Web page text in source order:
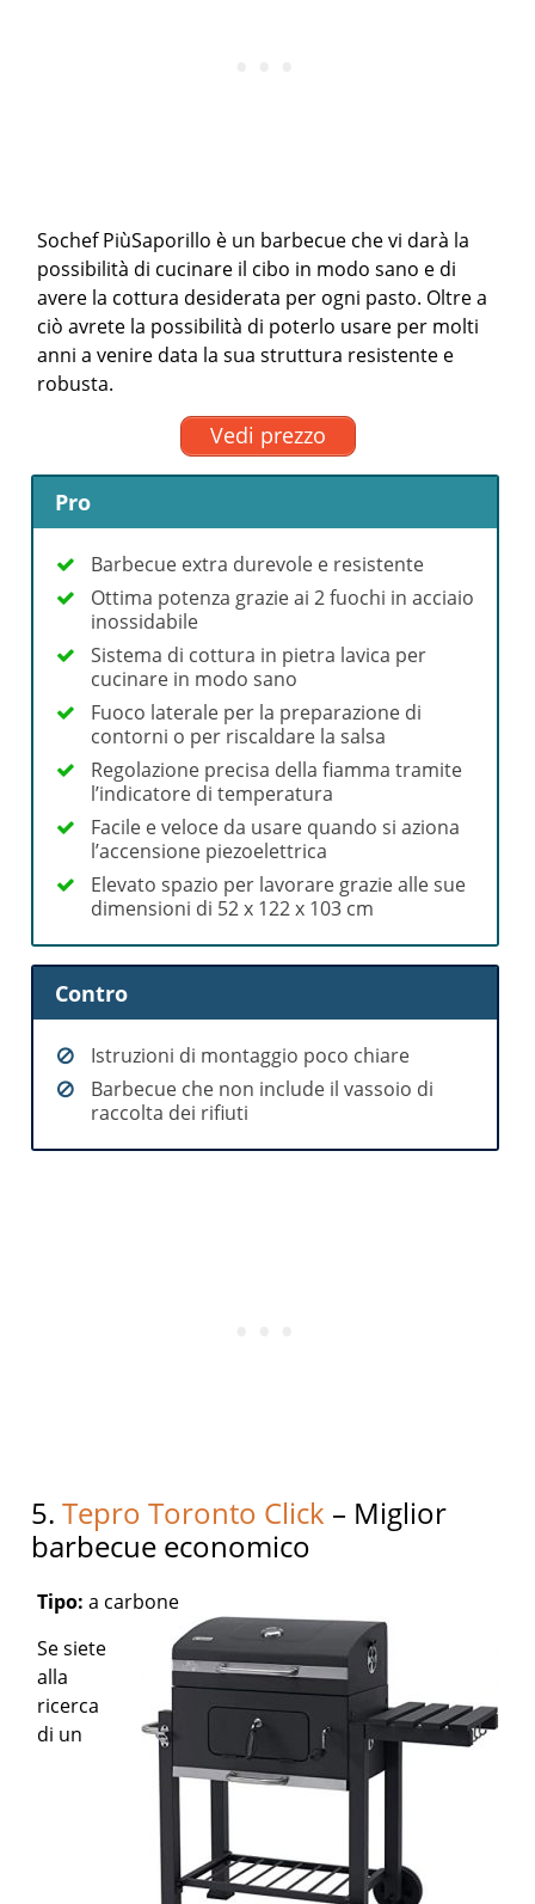
Sochef PiùSaporillo è un barbecue che vi darà la
possibilità di cucinare il cibo in modo sano e di
avere la cottura desiderata per ogni pasto. Oltre a
ciò avrete la possibilità di poterlo usare per molti
anni a venire data la sua struttura resistente e
robusta.
Vedi prezzo
Pro
Barbecue extra durevole e resistente
Ottima potenza grazie ai 2 fuochi in acciaio
inossidabile
Sistema di cottura in pietra lavica per
cucinare in modo sano
Fuoco laterale per la preparazione di
contorni o per riscaldare la salsa
Regolazione precisa della fiamma tramite
l’indicatore di temperatura
Facile e veloce da usare quando si aziona
l’accensione piezoelettrica
Elevato spazio per lavorare grazie alle sue
dimensioni di 52 x 122 x 103 cm
Contro
Istruzioni di montaggio poco chiare
Barbecue che non include il vassoio di
raccolta dei rifiuti
5.Tepro Toronto Click – Miglior
barbecue economico
Tipo:a carbone
Se siete
alla
ricerca
di un